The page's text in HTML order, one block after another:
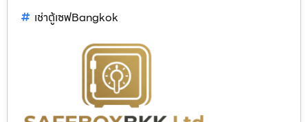
เช่าตู้เซฟBangkok